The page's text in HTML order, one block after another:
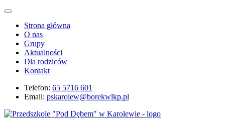
Strona główna
O nas
Grupy
Aktualności
Dla rodziców
Kontakt
Telefon: 65 5716 601
Email: pskarolew@borekwlkp.pl